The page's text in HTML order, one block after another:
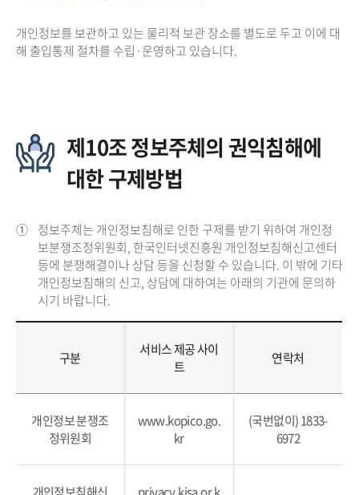
개인정보를 보관하고 있는 물리적 보관 장소를 별도로 두고 이에 대
해 출입통제 절차를 수립·운영하고 있습니다.
제10조 정보주체의 권익침해에
대한 구제방법
① 정보주체는 개인정보침해로 인한 구제를 받기 위하여 개인정
보분쟁조정위원회, 한국인터넷진흥원 개인정보침해신고센터
등에 분쟁해결이나 상담 등을 신청할 수 있습니다. 이 밖에 기타
개인정보침해의 신고, 상담에 대하여는 아래의 기관에 문의하
시기 바랍니다.
구분
서비스 제공 사이
트
연락처
개인정보 분쟁조
정위원회
www.kopico.go.
kr
(국번없이) 1833-
6972
개인정보침해신 privacy.kisa.or.k